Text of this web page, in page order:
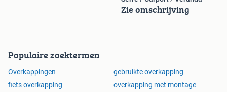
aluminium platen of van glas of een spie.
- Verlichtingsset LED : Per stuk € 25,00.
raam 1 meter breed € 275,- (inclusief railsysteem,
aluminium tochtstrip enz..)
Zie omschrijving
Populaire zoektermen
Overkappingen
gebruikte overkapping
fiets overkapping
overkapping met montage